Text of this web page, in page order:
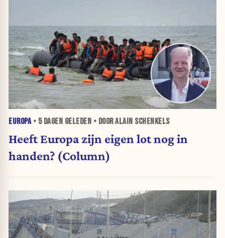
EUROPA• 5 DAGEN GELEDEN • DOOR ALAIN SCHENKELS
Heeft Europa zijn eigen lot nog in
handen? (Column)